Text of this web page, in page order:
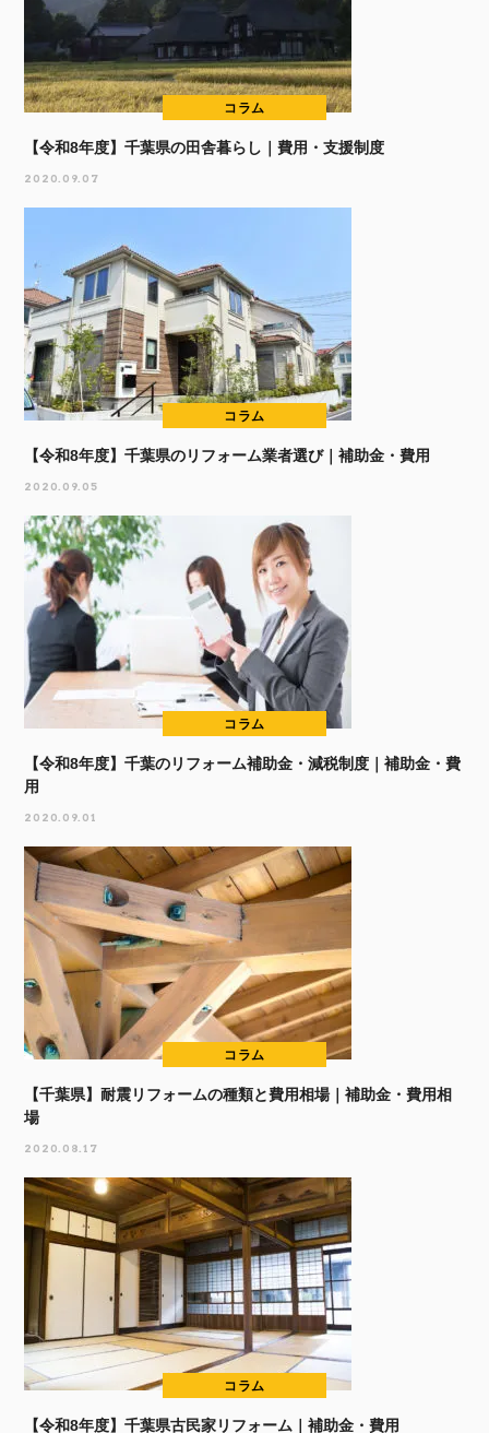
コラム
【令和8年度】千葉県の田舎暮らし｜費用・支援制度
2020.09.07
コラム
【令和8年度】千葉県のリフォーム業者選び｜補助金・費用
2020.09.05
コラム
【令和8年度】千葉のリフォーム補助金・減税制度｜補助金・費
用
2020.09.01
コラム
【千葉県】耐震リフォームの種類と費用相場｜補助金・費用相
場
2020.08.17
コラム
【令和8年度】千葉県古民家リフォーム｜補助金・費用